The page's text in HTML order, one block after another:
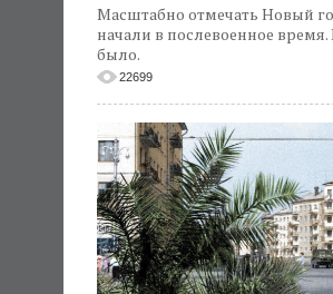
Масштабно отмечать Новый
начали в послевоенное время.
было.
22699